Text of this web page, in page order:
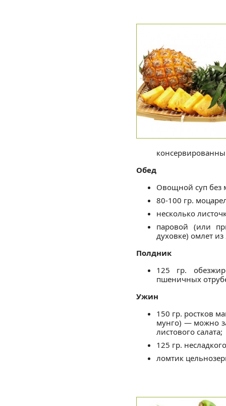
Обед
Овощной суп без
80-100 гр.
несколько
паровой (или
духовке) омлет из
Полдник
125 гр.
пшеничных
Ужин
150 гр. ростков
мунго) — можно
листового салата;
125 гр.
ломтик